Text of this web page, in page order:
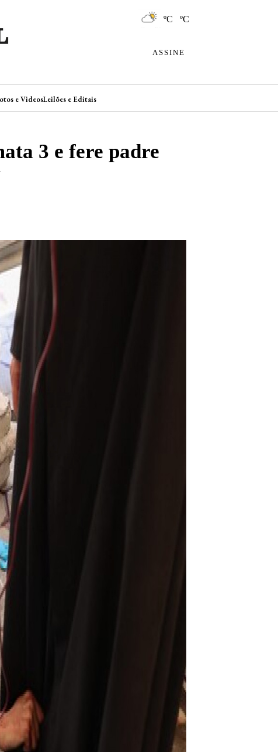
ºC ºC
ASSINE
e VideosLeilões e Editais
3 e fere padre